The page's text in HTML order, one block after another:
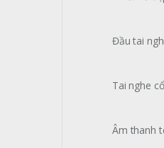
Đầu tai
Tai nghe
Âm thanh